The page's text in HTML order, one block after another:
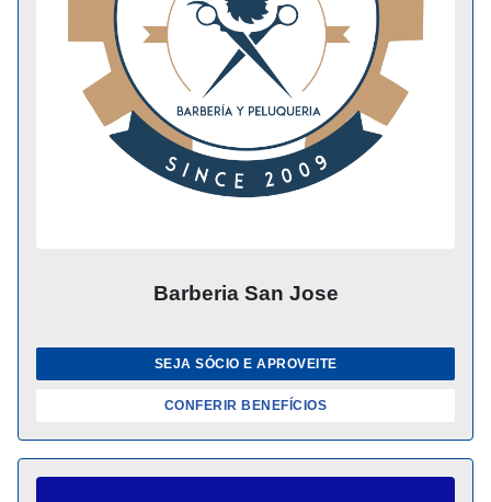
Barberia San Jose
SEJA SÓCIO E APROVEITE
CONFERIR BENEFÍCIOS